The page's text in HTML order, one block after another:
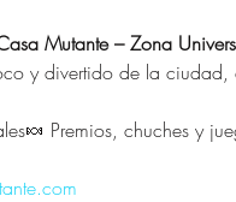
Mutante – Zona
y divertido de la ciudad,
Premios, chuches y